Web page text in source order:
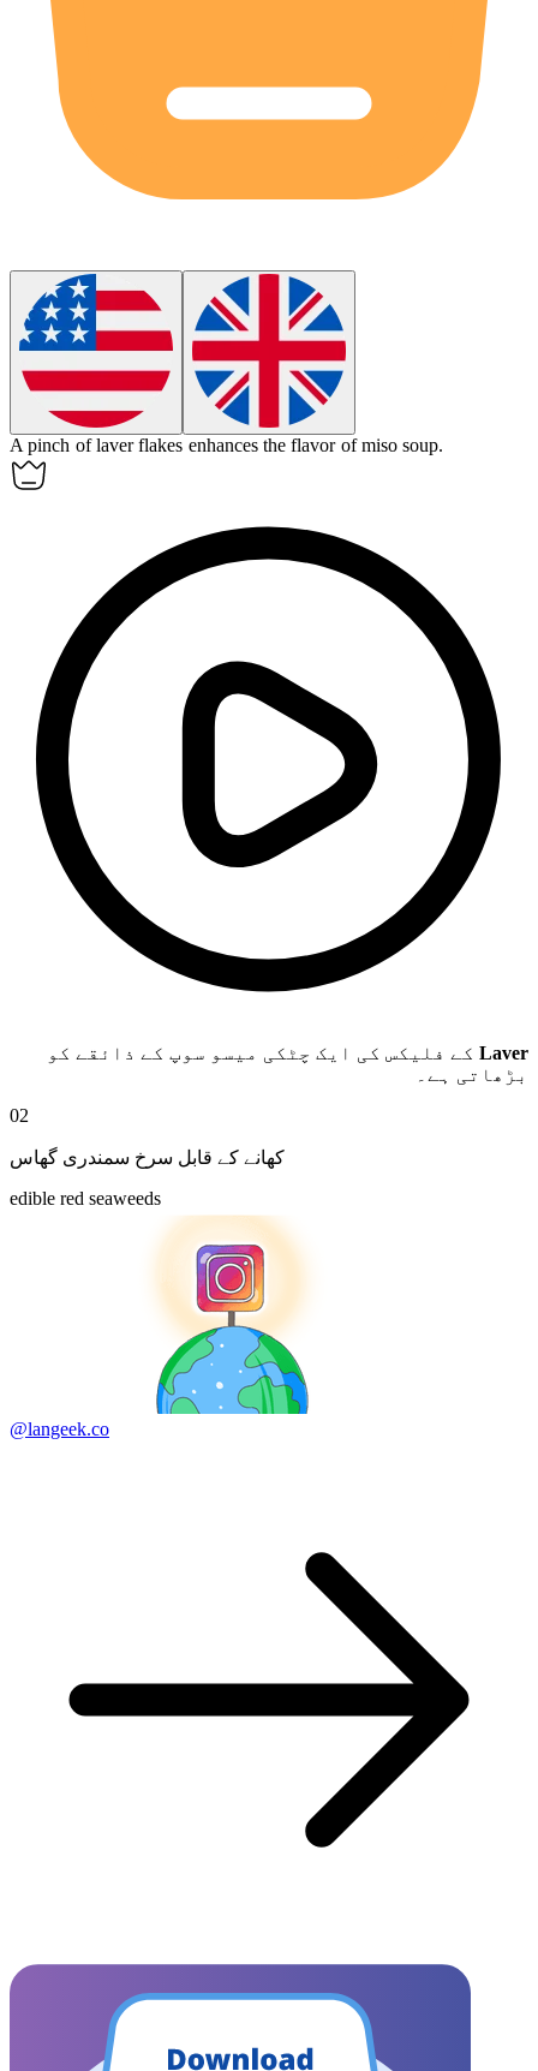
A pinch of laver flakes enhances the flavor of miso soup.
Laver کے فلیکس کی ایک چٹکی میسو سوپ کے ذائقے کو
بڑھاتی ہے۔
02
کھانے کے قابل سرخ سمندری گھاس
edible red seaweeds
@langeek.co